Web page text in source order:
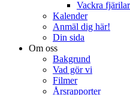
Vackra
Kalender
Anmäl dig här!
Din sida
Om oss
Bakgrund
Vad gör vi
Filmer
Årsrapporter